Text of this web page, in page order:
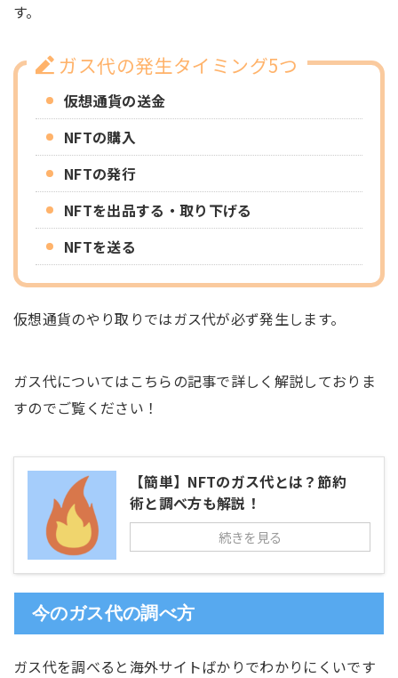
す。
ガス代の発生タイミング5つ
仮想通貨の送金
NFTの購入
NFTの発行
NFTを出品する・取り下げる
NFTを送る
仮想通貨のやり取りではガス代が必ず発生します。
ガス代についてはこちらの記事で詳しく解説しておりま
すのでご覧ください！
【簡単】NFTのガス代とは？節約
術と調べ方も解説！
続きを見る
今のガス代の調べ方
ガス代を調べると海外サイトばかりでわかりにくいです